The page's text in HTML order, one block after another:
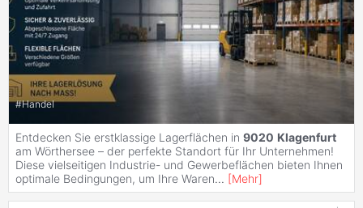
#Handel
Entdecken Sie erstklassige Lagerflächen in 9020 Klagenfurt
am Wörthersee – der perfekte Standort für Ihr Unternehmen!
Diese vielseitigen Industrie- und Gewerbeflächen bieten Ihnen
optimale Bedingungen, um Ihre Waren... [Mehr]